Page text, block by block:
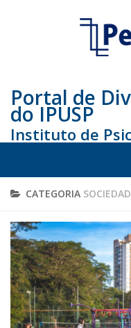
Portal de
do IPUSP
Instituto de
Home
Educação
Arte e Cultura
Bio
Saúde
CATEGORIA